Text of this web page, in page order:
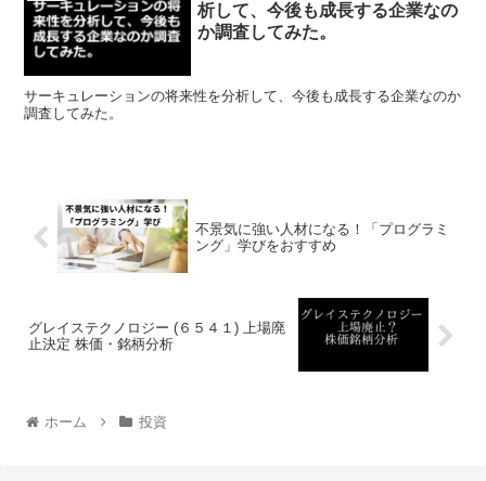
析して、今後も成長する企業なの
か調査してみた。
サーキュレーションの将来性を分析して、今後も成長する企業なのか
調査してみた。
不景気に強い人材になる！「プログラミ
ング」学びをおすすめ
グレイステクノロジー (６５４１) 上場廃
止決定 株価・銘柄分析
ホーム 投資